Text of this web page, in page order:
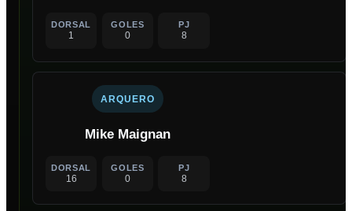
DORSAL
1
GOLES
0
PJ
8
ARQUERO
Mike Maignan
DORSAL
16
GOLES
0
PJ
8